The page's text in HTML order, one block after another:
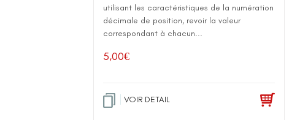
utilisant les caractéristiques de la numération
décimale de position, revoir la valeur
correspondant à chacun...
5,00€
VOIR DETAIL